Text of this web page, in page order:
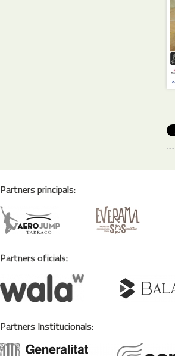
Partners principals:
Partners oficials:
Partners Institucionals: